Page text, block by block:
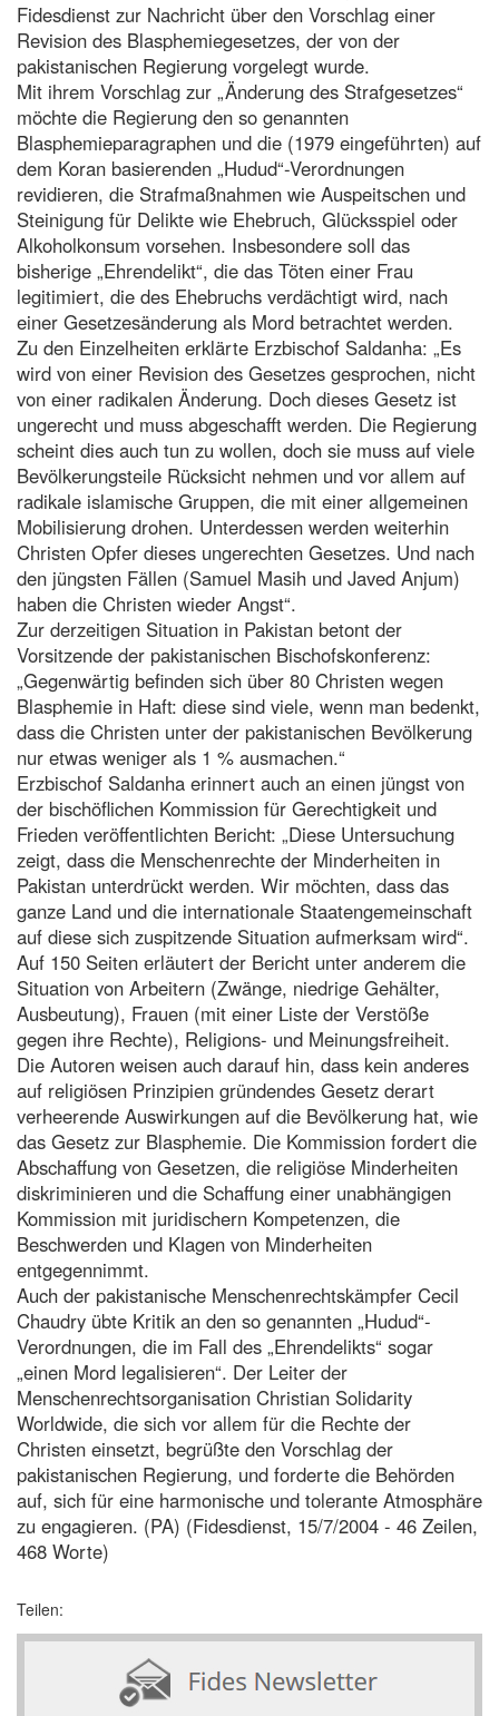
Fidesdienst zur Nachricht über den Vorschlag einer
Revision des Blasphemiegesetzes, der von der
pakistanischen Regierung vorgelegt wurde.
Mit ihrem Vorschlag zur „Änderung des Strafgesetzes“
möchte die Regierung den so genannten
Blasphemieparagraphen und die (1979 eingeführten) auf
dem Koran basierenden „Hudud“-Verordnungen
revidieren, die Strafmaßnahmen wie Auspeitschen und
Steinigung für Delikte wie Ehebruch, Glücksspiel oder
Alkoholkonsum vorsehen. Insbesondere soll das
bisherige „Ehrendelikt“, die das Töten einer Frau
legitimiert, die des Ehebruchs verdächtigt wird, nach
einer Gesetzesänderung als Mord betrachtet werden.
Zu den Einzelheiten erklärte Erzbischof Saldanha: „Es
wird von einer Revision des Gesetzes gesprochen, nicht
von einer radikalen Änderung. Doch dieses Gesetz ist
ungerecht und muss abgeschafft werden. Die Regierung
scheint dies auch tun zu wollen, doch sie muss auf viele
Bevölkerungsteile Rücksicht nehmen und vor allem auf
radikale islamische Gruppen, die mit einer allgemeinen
Mobilisierung drohen. Unterdessen werden weiterhin
Christen Opfer dieses ungerechten Gesetzes. Und nach
den jüngsten Fällen (Samuel Masih und Javed Anjum)
haben die Christen wieder Angst“.
Zur derzeitigen Situation in Pakistan betont der
Vorsitzende der pakistanischen Bischofskonferenz:
„Gegenwärtig befinden sich über 80 Christen wegen
Blasphemie in Haft: diese sind viele, wenn man bedenkt,
dass die Christen unter der pakistanischen Bevölkerung
nur etwas weniger als 1 % ausmachen.“
Erzbischof Saldanha erinnert auch an einen jüngst von
der bischöflichen Kommission für Gerechtigkeit und
Frieden veröffentlichten Bericht: „Diese Untersuchung
zeigt, dass die Menschenrechte der Minderheiten in
Pakistan unterdrückt werden. Wir möchten, dass das
ganze Land und die internationale Staatengemeinschaft
auf diese sich zuspitzende Situation aufmerksam wird“.
Auf 150 Seiten erläutert der Bericht unter anderem die
Situation von Arbeitern (Zwänge, niedrige Gehälter,
Ausbeutung), Frauen (mit einer Liste der Verstöße
gegen ihre Rechte), Religions- und Meinungsfreiheit.
Die Autoren weisen auch darauf hin, dass kein anderes
auf religiösen Prinzipien gründendes Gesetz derart
verheerende Auswirkungen auf die Bevölkerung hat, wie
das Gesetz zur Blasphemie. Die Kommission fordert die
Abschaffung von Gesetzen, die religiöse Minderheiten
diskriminieren und die Schaffung einer unabhängigen
Kommission mit juridischern Kompetenzen, die
Beschwerden und Klagen von Minderheiten
entgegennimmt.
Auch der pakistanische Menschenrechtskämpfer Cecil
Chaudry übte Kritik an den so genannten „Hudud“-
Verordnungen, die im Fall des „Ehrendelikts“ sogar
„einen Mord legalisieren“. Der Leiter der
Menschenrechtsorganisation Christian Solidarity
Worldwide, die sich vor allem für die Rechte der
Christen einsetzt, begrüßte den Vorschlag der
pakistanischen Regierung, und forderte die Behörden
auf, sich für eine harmonische und tolerante Atmosphäre
zu engagieren. (PA) (Fidesdienst, 15/7/2004 - 46 Zeilen,
468 Worte)
Teilen: